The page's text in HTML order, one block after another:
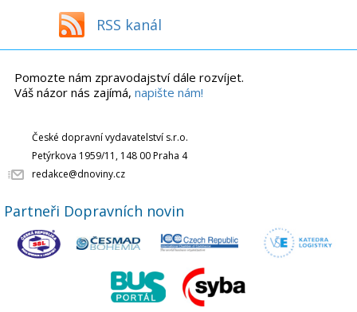
RSS kanál
Pomozte nám zpravodajství dále rozvíjet.
Váš názor nás zajímá, napište nám!
České dopravní vydavatelství s.r.o.
Petýrkova 1959/11, 148 00 Praha 4
redakce@dnoviny.cz
Partneři Dopravních novin